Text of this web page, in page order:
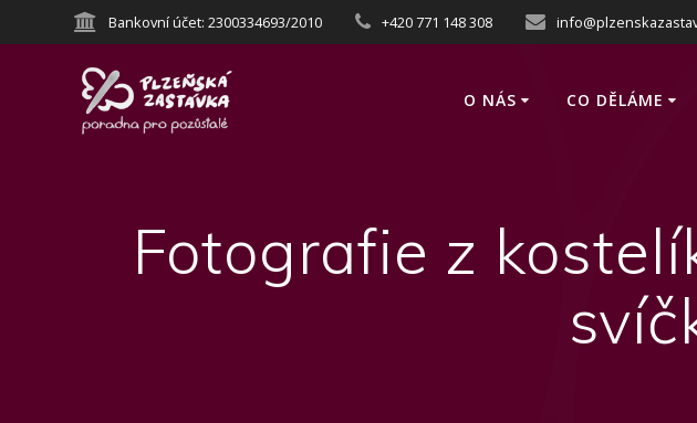
Přeskočit
na
Bankovní účet: 2300334693/2010 +420 771 148 308
O NÁS CO DĚLÁME
Fotografie z